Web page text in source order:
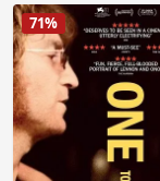
71%